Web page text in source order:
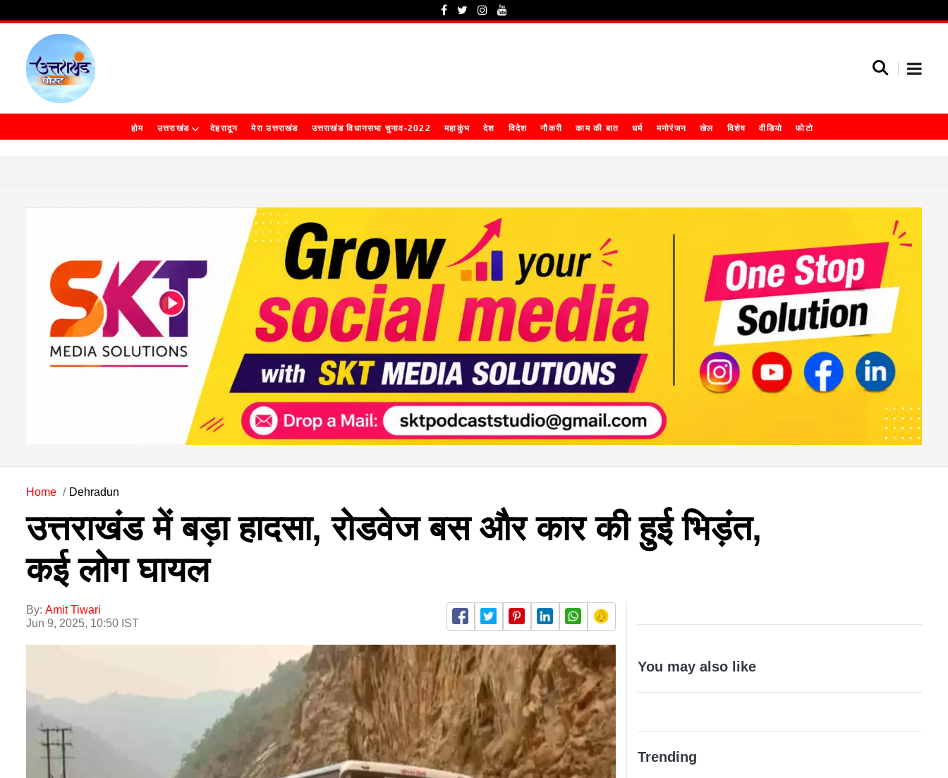
होम उत्तराखंड देहरादून मेरा उत्तराखंड उत्तराखंड विधानसभा चुनाव-2022 महाकुंभ देश विदेश नौकरी काम की बात धर्म मनोरंजन खेल विशेष वीडियो फोटो
Home Dehradun
उत्तराखंड में बड़ा हादसा, रोडवेज बस और कार की हुई भिड़ंत,
कई लोग घायल
By: Amit Tiwari
Jun 9, 2025, 10:50 IST
You may also like
Trending